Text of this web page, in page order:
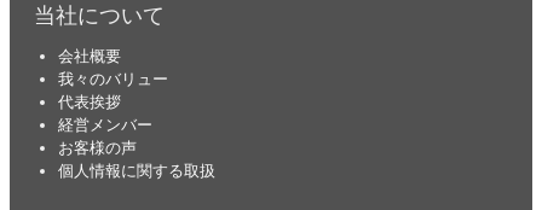
当社について
会社概要
我々のバリュー
代表挨拶
経営メンバー
お客様の声
個人情報に関する取扱